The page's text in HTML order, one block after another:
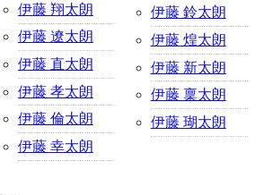
伊藤 翔太朗
伊藤 遼太朗
伊藤 直太朗
伊藤 孝太朗
伊藤 倫太朗
伊藤 幸太朗
伊藤 鈴太朗
伊藤 煌太朗
伊藤 新太朗
伊藤 稟太朗
伊藤 瑚太朗